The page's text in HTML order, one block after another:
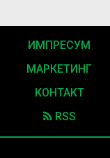
ИМПРЕСУМ
МАРКЕТИНГ
КОНТАКТ
RSS